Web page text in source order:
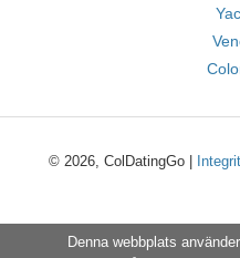
© 2026, ColDatingGo |
Denna webbplats